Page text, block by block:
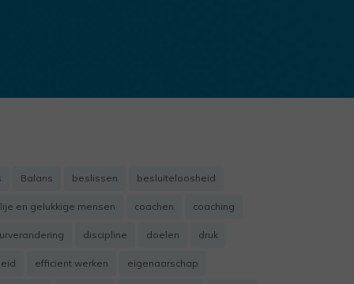
Balans beslissen besluiteloosheid
en gelukkige mensen coachen coaching
discipline doelen druk
efficient werken eigenaarschap